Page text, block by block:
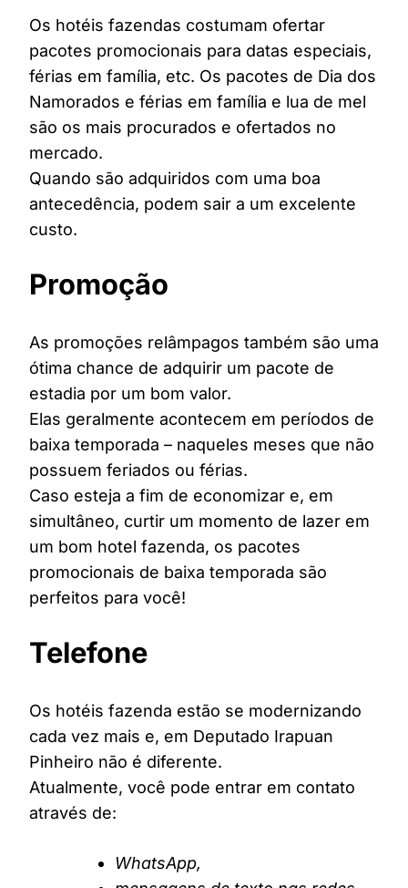
Os hotéis fazendas costumam ofertar
pacotes promocionais para datas especiais,
férias em família, etc. Os pacotes de Dia dos
Namorados e férias em família e lua de mel
são os mais procurados e ofertados no
mercado.
Quando são adquiridos com uma boa
antecedência, podem sair a um excelente
custo.
Promoção
As promoções relâmpagos também são uma
ótima chance de adquirir um pacote de
estadia por um bom valor.
Elas geralmente acontecem em períodos de
baixa temporada – naqueles meses que não
possuem feriados ou férias.
Caso esteja a fim de economizar e, em
simultâneo, curtir um momento de lazer em
um bom hotel fazenda, os pacotes
promocionais de baixa temporada são
perfeitos para você!
Telefone
Os hotéis fazenda estão se modernizando
cada vez mais e, em Deputado Irapuan
Pinheiro não é diferente.
Atualmente, você pode entrar em contato
através de:
WhatsApp,